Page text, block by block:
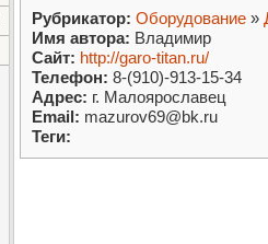
Рубрикатор: Оборудование »
Имя автора: Владимир
Сайт: http://garo-titan.ru/
Телефон: 8-(910)-913-15-34
Адрес: г. Малоярославец
Email: mazurov69@bk.ru
Теги: